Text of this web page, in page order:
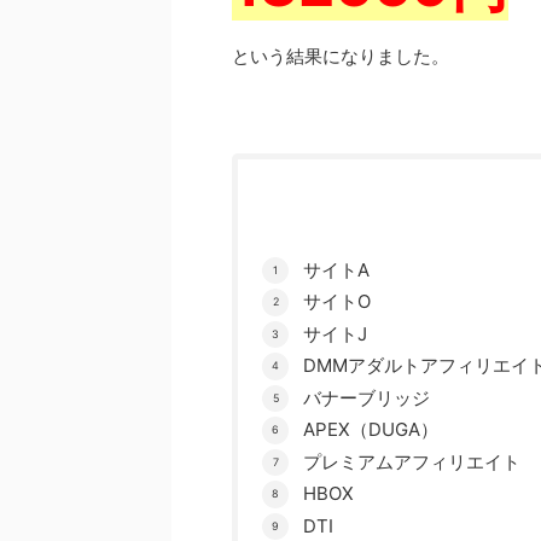
という結果になりました。
サイトA
サイトO
サイトJ
DMMアダルトアフィリエイ
バナーブリッジ
APEX（DUGA）
プレミアムアフィリエイト
HBOX
DTI